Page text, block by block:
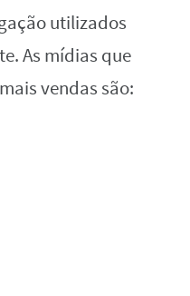
utilizados
As mídias que
vendas são: